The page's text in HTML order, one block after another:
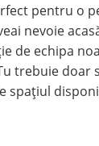
pentru o
nevoie
de echipa
trebuie doar
spațiul